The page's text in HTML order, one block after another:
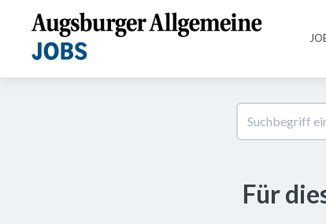
Für